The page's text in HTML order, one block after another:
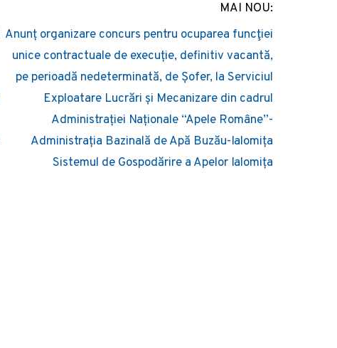
MAI NOU:
Anunț organizare concurs pentru ocuparea funcţiei
unice contractuale de execuție, definitiv vacantă,
pe perioadă nedeterminată, de Șofer, la Serviciul
Exploatare Lucrări și Mecanizare din cadrul
Administrației Naționale “Apele Române”-
Administrația Bazinală de Apă Buzău-Ialomița
Sistemul de Gospodărire a Apelor Ialomița